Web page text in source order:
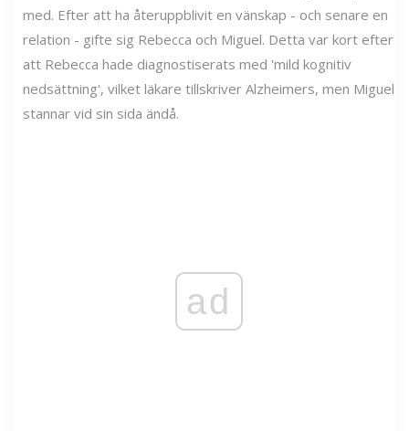
med. Efter att ha återuppblivit en vänskap - och senare en
relation - gifte sig Rebecca och Miguel. Detta var kort efter
att Rebecca hade diagnostiserats med 'mild kognitiv
nedsättning', vilket läkare tillskriver Alzheimers, men Miguel
stannar vid sin sida ändå.
ad